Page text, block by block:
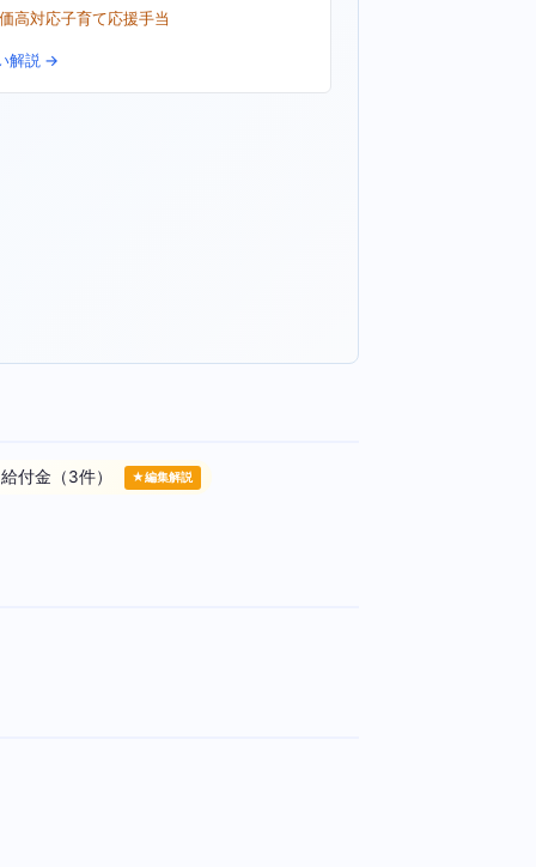
高対応子育て応援手当
解説 →
付金（3件） ★編集解説